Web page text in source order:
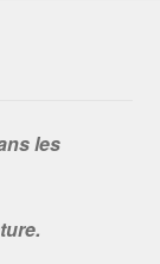
les